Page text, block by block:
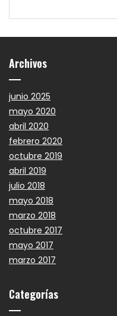
Archivos
junio 2025
mayo 2020
abril 2020
febrero 2020
octubre 2019
abril 2019
julio 2018
mayo 2018
marzo 2018
octubre 2017
mayo 2017
marzo 2017
Categorías